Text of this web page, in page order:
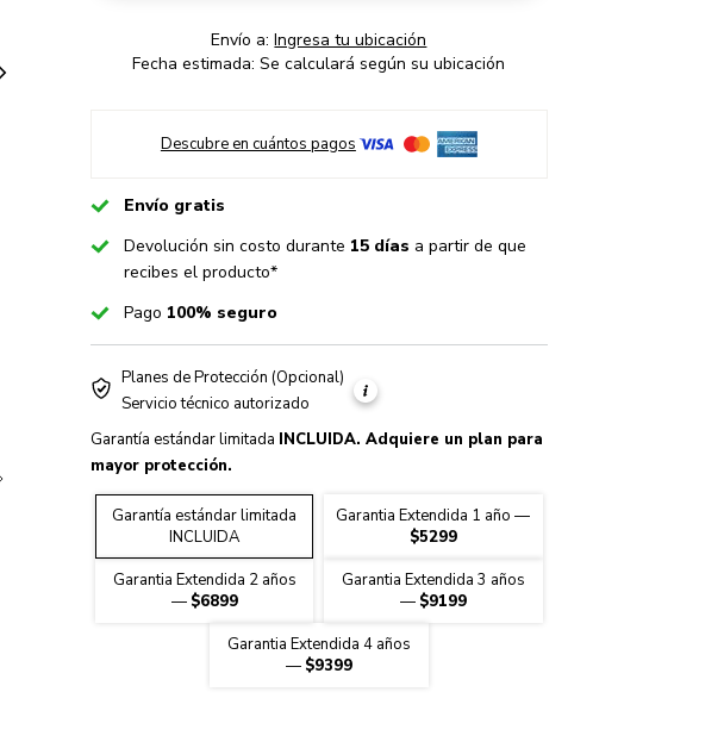
Envío a: Ingresa tu ubicación
Fecha estimada: Se calculará según su ubicación
Descubre en cuántos pagos
CheckedEnvío gratis
CheckedDevolución sin costo durante 15 días a partir de que
recibes el producto*
Checked
Pago 100% seguro
Warranty
Planes de Protección (Opcional)
Servicio técnico autorizado
Warranty
Garantía estándar limitada INCLUIDA. Adquiere un plan para
mayor protección.
Garantía estándar limitada
INCLUIDA
Garantia Extendida 1 año —
$5299
Garantia Extendida 2 años
— $6899
Garantia Extendida 3 años
— $9199
Garantia Extendida 4 años
— $9399